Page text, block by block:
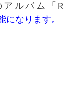
ルバム「
になります。